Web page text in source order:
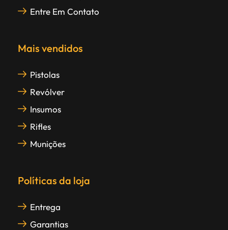
Entre Em Contato
Mais vendidos
Pistolas
Revólver
Insumos
Rifles
Munições
Políticas da loja
Entrega
Garantias